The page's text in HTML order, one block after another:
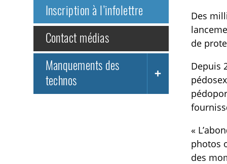
Inscription à l’infolettre
Contact médias
Manquements des
technos
Des
de
Depuis
«
photos
des